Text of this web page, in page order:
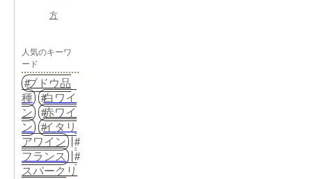
方
人気のキーワ
ード
ブドウ品
種
白ワイ
ン
赤ワイ
ン
イタリ
アワイン
フランス
スパークリ